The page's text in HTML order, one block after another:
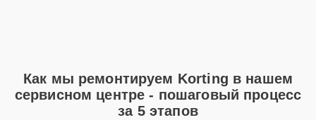
Как мы ремонтируем Korting в нашем
сервисном центре - пошаговый процесс
за 5 этапов